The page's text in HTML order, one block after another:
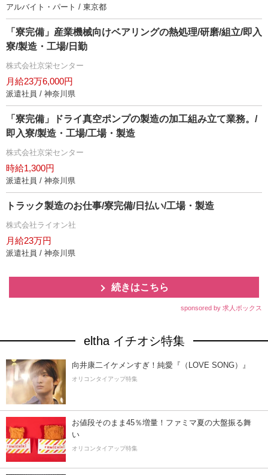
アルバイト・パート / 東京都
「寮完備」産業機械向けベアリングの熱処理/研磨/組立/即入
寮/製造・工場/日勤
株式会社京栄センター
月給23万6,000円
派遣社員 / 神奈川県
「寮完備」ドライ真空ポンプの製造の加工組み立て業務。/
即入寮/製造・工場/工場・製造
株式会社京栄センター
時給1,300円
派遣社員 / 神奈川県
トラック製造のお仕事/寮完備/日払い/工場・製造
株式会社ライオン社
月給23万円
派遣社員 / 神奈川県
続きはこちら
sponsored by 求人ボックス
eltha イチオシ特集
向井康二イケメンすぎ！純愛『（LOVE SONG）』
オリコンタイアップ特集
お値段そのまま45％増量！ファミマ夏の大盤振る舞
い
オリコンタイアップ特集